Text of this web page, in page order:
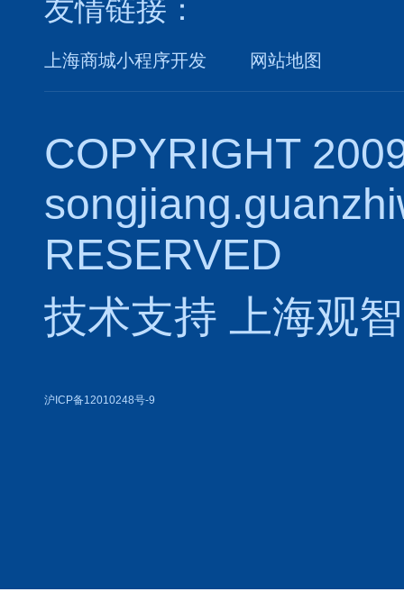
友情链接：
上海商城小程序开发 网站地图
COPYRIGHT
RESERVED
技术支持
上海观
沪ICP备12010248号-9